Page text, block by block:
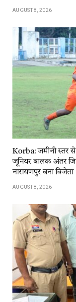
AUGUST 8, 2026
Korba: जमीनी स्तर
जूनियर बालक अंतर
नारायणपुर बना विजेता
AUGUST 8, 2026